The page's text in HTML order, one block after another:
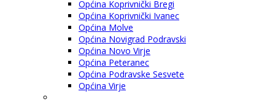
Općina Koprivnički Bregi
Općina Koprivnički Ivanec
Općina Molve
Općina Novigrad Podravski
Općina Novo Virje
Općina Peteranec
Općina Podravske Sesvete
Općina Virje